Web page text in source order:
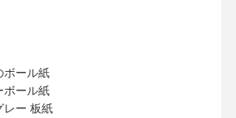
ブログ
ボール紙
ボール紙
レー 板紙